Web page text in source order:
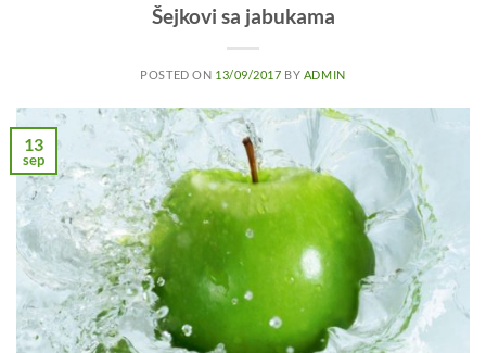
Šejkovi sa jabukama
POSTED ON 13/09/2017 BY ADMIN
13
sep